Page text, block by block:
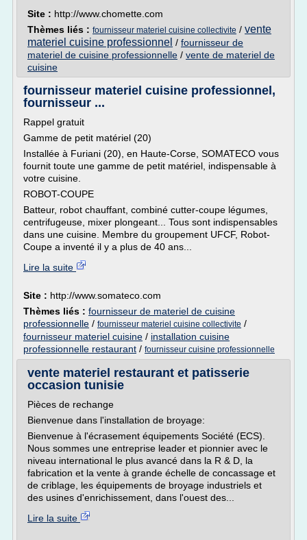
Site : http://www.chomette.com
Thèmes liés : fournisseur materiel cuisine collectivite / vente
materiel cuisine professionnel / fournisseur de
materiel de cuisine professionnelle / vente de materiel de
cuisine
fournisseur materiel cuisine professionnel,
fournisseur ...
Rappel gratuit
Gamme de petit matériel (20)
Installée à Furiani (20), en Haute-Corse, SOMATECO vous
fournit toute une gamme de petit matériel, indispensable à
votre cuisine.
ROBOT-COUPE
Batteur, robot chauffant, combiné cutter-coupe légumes,
centrifugeuse, mixer plongeant... Tous sont indispensables
dans une cuisine. Membre du groupement UFCF, Robot-
Coupe a inventé il y a plus de 40 ans...
Lire la suite
Site : http://www.somateco.com
Thèmes liés : fournisseur de materiel de cuisine
professionnelle / fournisseur materiel cuisine collectivite /
fournisseur materiel cuisine / installation cuisine
professionnelle restaurant / fournisseur cuisine professionnelle
vente materiel restaurant et patisserie
occasion tunisie
Pièces de rechange
Bienvenue dans l'installation de broyage:
Bienvenue à l'écrasement équipements Société (ECS).
Nous sommes une entreprise leader et pionnier avec le
niveau international le plus avancé dans la R & D, la
fabrication et la vente à grande échelle de concassage et
de criblage, les équipements de broyage industriels et
des usines d'enrichissement, dans l'ouest des...
Lire la suite